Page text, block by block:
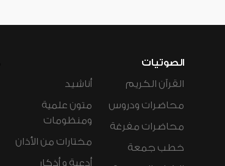
الصوتيات
القرآن الكريم
محاضرات ودروس
محاضرات مفرغة
خطب جمعة
أناشيد
متون علمية
ومنظومات
مختارات من الأذان
أدعية و أذكار